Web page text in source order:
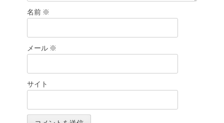
名前 ※
メール ※
サイト